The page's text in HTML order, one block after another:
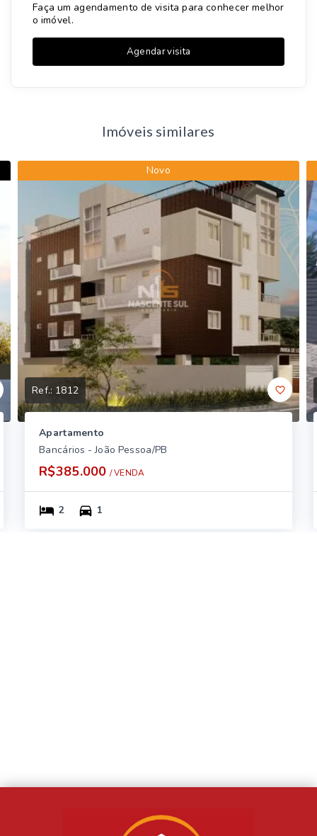
Faça um agendamento de visita para conhecer melhor
o imóvel.
Agendar visita
Imóveis similares
Novo
Ref.: 1812
Apartamento
Bancários - João Pessoa/PB
R$385.000 / VENDA
2 1